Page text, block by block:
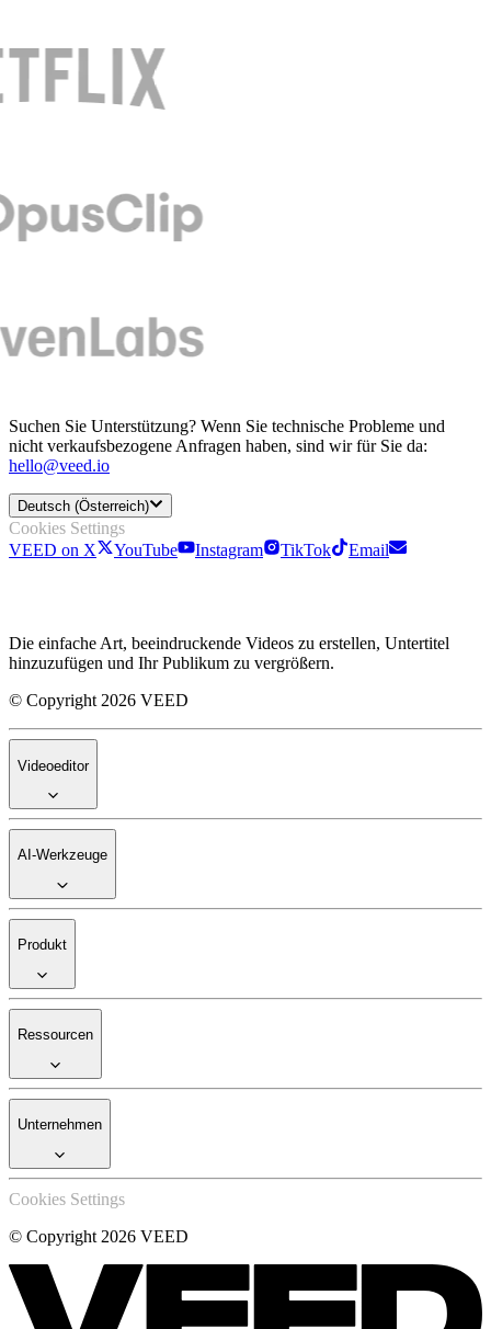
Suchen Sie Unterstützung? Wenn Sie technische Probleme und
nicht verkaufsbezogene Anfragen haben, sind wir für Sie da:
hello@veed.io
Deutsch (Österreich)
Cookies Settings
VEED on X
YouTube Instagram TikTok Email
Die einfache Art, beeindruckende Videos zu erstellen, Untertitel
hinzuzufügen und Ihr Publikum zu vergrößern.
© Copyright 2026 VEED
Videoeditor
AI-Werkzeuge
Produkt
Ressourcen
Unternehmen
Cookies Settings
© Copyright 2026 VEED